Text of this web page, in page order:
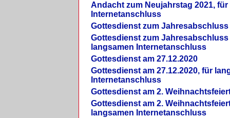
Andacht zum Neujahrstag 2021,
Internetanschluss
Gottesdienst zum Jahresabschluss
Gottesdienst zum Jahresabschluss
langsamen Internetanschluss
Gottesdienst am 27.12.2020
Gottesdienst am 27.12.2020, für
Internetanschluss
Gottesdienst am 2.
Gottesdienst am 2.
langsamen Internetanschluss